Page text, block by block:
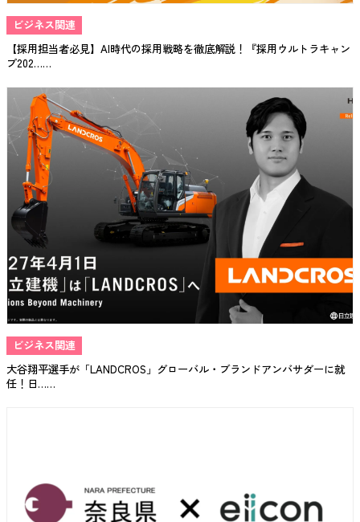
ビジネス関連
【採用担当者必見】AI時代の採用戦略を徹底解説！『採用ウルトラキャン
プ202……
ビジネス関連
大谷翔平選手が「LANDCROS」グローバル・ブランドアンバサダーに就
任！日……